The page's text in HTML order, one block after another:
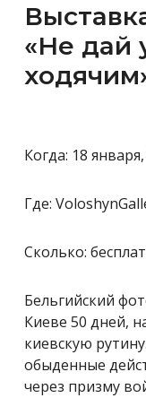
«Не дай
Когда: 18
Где:
Сколько:
Бельгийский
Киеве 50 дней,
киевскую
обыденные
через призму